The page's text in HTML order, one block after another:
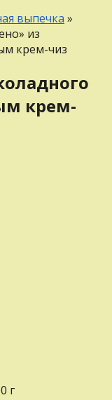
выпечка »
из
крем-чиз
крем-
г